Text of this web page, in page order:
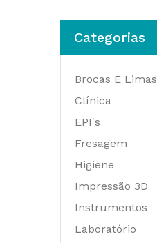
Categorias
Brocas E Limas
Clínica
EPI's
Fresagem
Higiene
Impressão 3D
Instrumentos
Laboratório